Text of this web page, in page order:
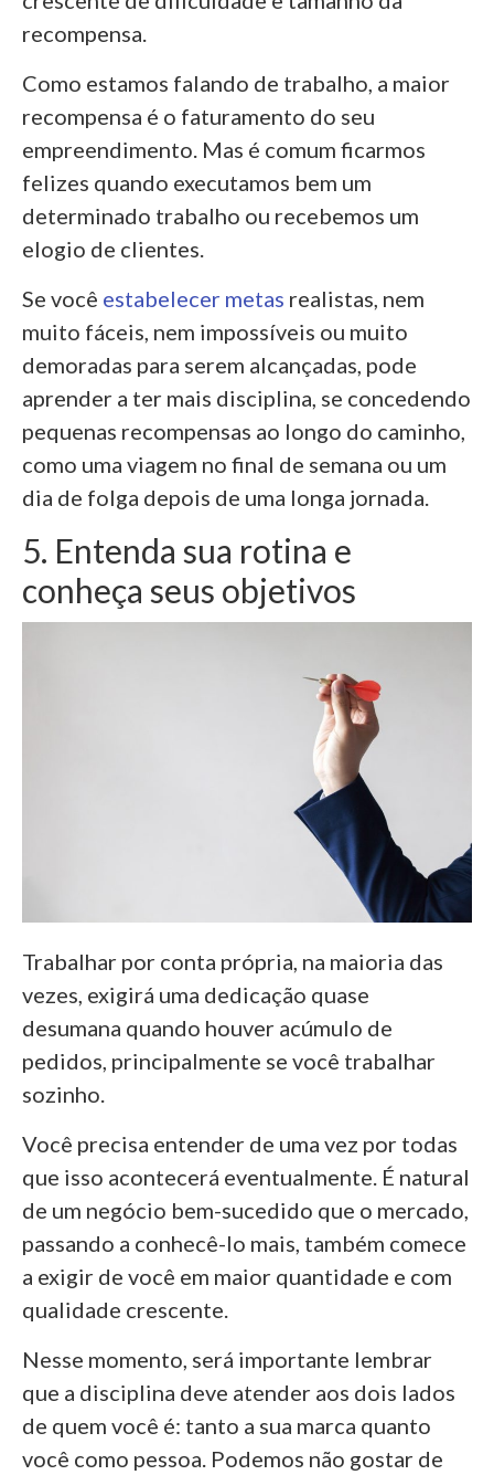
recompensa.
Como estamos falando de trabalho, a maior
recompensa é o faturamento do seu
empreendimento. Mas é comum ficarmos
felizes quando executamos bem um
determinado trabalho ou recebemos um
elogio de clientes.
Se você estabelecer metas realistas, nem
muito fáceis, nem impossíveis ou muito
demoradas para serem alcançadas, pode
aprender a ter mais disciplina, se concedendo
pequenas recompensas ao longo do caminho,
como uma viagem no final de semana ou um
dia de folga depois de uma longa jornada.
5. Entenda sua rotina e
conheça seus objetivos
Trabalhar por conta própria, na maioria das
vezes, exigirá uma dedicação quase
desumana quando houver acúmulo de
pedidos, principalmente se você trabalhar
sozinho.
Você precisa entender de uma vez por todas
que isso acontecerá eventualmente. É natural
de um negócio bem-sucedido que o mercado,
passando a conhecê-lo mais, também comece
a exigir de você em maior quantidade e com
qualidade crescente.
Nesse momento, será importante lembrar
que a disciplina deve atender aos dois lados
de quem você é: tanto a sua marca quanto
você como pessoa. Podemos não gostar de